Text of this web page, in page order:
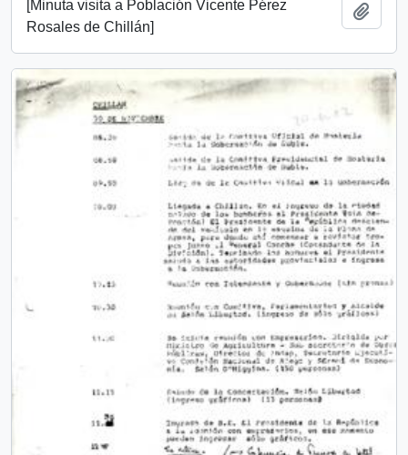
[Minuta visita a Población Vicente Pérez
Rosales de Chillán]